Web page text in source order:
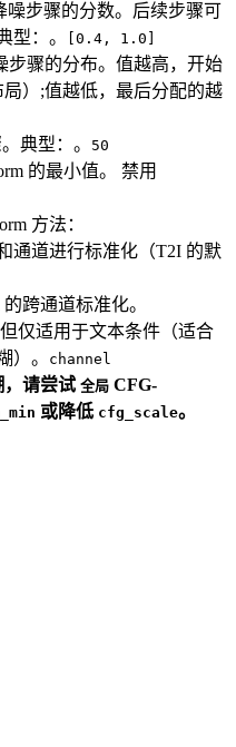
噪步骤的分数。后续步骤可
型：。
[0.4, 1.0]
步骤的分布。值越高，开始
）;值越低，最后分配的越
典型：。
50
的最小值。 禁用
方法：
通道进行标准化（T2I 的默
的跨通道标准化。
仅适用于文本条件（适合
）。
channel
，请尝试 全局 CFG-
或降低 cfg_scale。